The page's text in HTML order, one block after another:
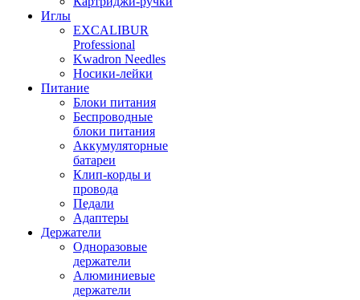
Иглы
EXCALIBUR
Professional
Kwadron Needles
Носики-лейки
Питание
Блоки питания
Беспроводные
блоки питания
Аккумуляторные
батареи
Клип-корды и
провода
Педали
Адаптеры
Держатели
Одноразовые
держатели
Алюминиевые
держатели